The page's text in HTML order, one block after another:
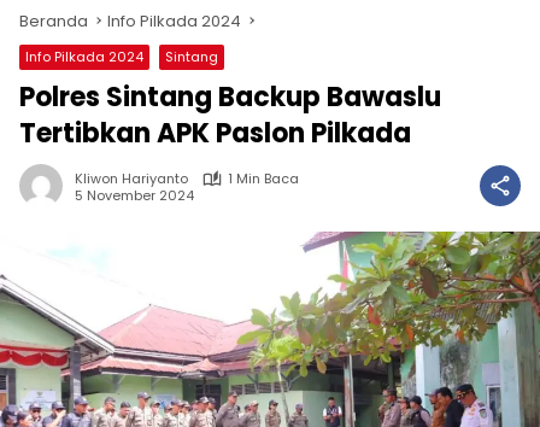
Beranda Info Pilkada 2024
Info Pilkada 2024 Sintang
Polres Sintang Backup Bawaslu
Tertibkan APK Paslon Pilkada
Kliwon Hariyanto
1 Min Baca
5 November 2024